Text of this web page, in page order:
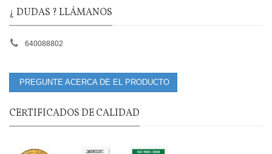
¿ DUDAS ? LLÁMANOS
640088802
PREGUNTE ACERCA DE EL PRODUCTO
CERTIFICADOS DE CALIDAD